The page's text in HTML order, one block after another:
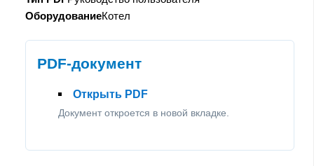
ОборудованиеКотел
PDF-документ
Открыть PDF
Документ откроется в новой вкладке.